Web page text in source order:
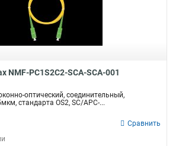
NMF-PC1S2C2-SCA-SCA-001
оптический, соединительный,
стандарта OS2, SC/APC-...
Сравнить